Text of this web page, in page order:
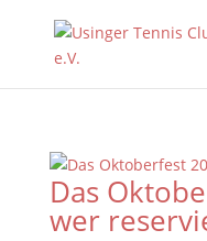
Das
wer